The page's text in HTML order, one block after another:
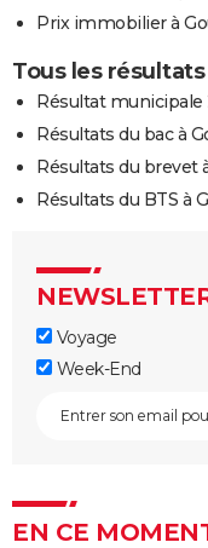
Prix immobilier à
Tous les
Résultat municipale
Résultats du bac à
Résultats du brevet
Résultats du BTS à
Voyage
Week-End
EN CE